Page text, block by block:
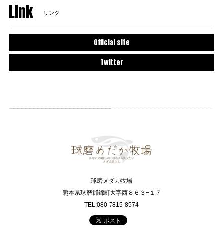
Link リンク
Official site
Twitter
球磨メダカ牧場
熊本県球磨郡錦町大字西８６３−１７
TEL:080-7815-8574